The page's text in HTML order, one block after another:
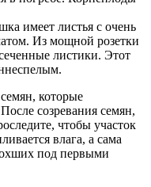
имеет листья с очень
Из мощной розетки
листики. Этот
которые
созревания семян,
чтобы участок
влага, а сама
под первыми